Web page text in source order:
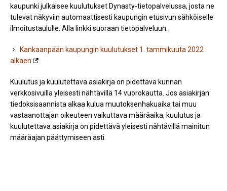
kaupunki julkaisee kuulutukset Dynasty-tietopalvelussa, josta ne
tulevat näkyviin automaattisesti kaupungin etusivun sähköiselle
ilmoitustaululle. Alla linkki suoraan tietopalveluun.
Kankaanpään kaupungin kuulutukset 1. tammikuuta 2022
alkaen
Kuulutus ja kuulutettava asiakirja on pidettävä kunnan
verkkosivuilla yleisesti nähtävillä 14 vuorokautta. Jos asiakirjan
tiedoksisaannista alkaa kulua muutoksenhakuaika tai muu
vastaanottajan oikeuteen vaikuttava määräaika, kuulutus ja
kuulutettava asiakirja on pidettävä yleisesti nähtävillä mainitun
määräajan päättymiseen asti.